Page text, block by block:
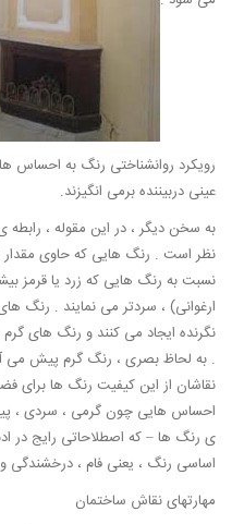
رویکرد روانشناختی رنگ به احساس
عینی دربیننده برمی انگیزند.
به سخن دیگر ، در این مقوله ،
نظر است . رنگ هایی که حاوی مقدار
نسبت به رنگ هایی که زرد یا قرمز
ارغوانی) ، سردتر می نمایند . رنگ
نگرنده ایجاد می کنند و رنگ های
. به لحاظ بصری ، رنگ گرم پیش می
نقاشان از این کیفیت رنگ ها برای
احساس هایی چون گرمی ، سردی ،
ی رنگ ها – که اصطلاحاتی رایج در
اساسی رنگ ، یعنی فام ، درخشندگی
مهارتهای نقاش ساختمان